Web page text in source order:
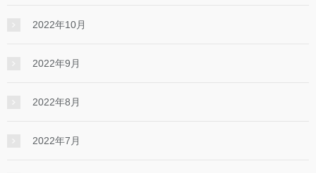
2022年10月
2022年9月
2022年8月
2022年7月